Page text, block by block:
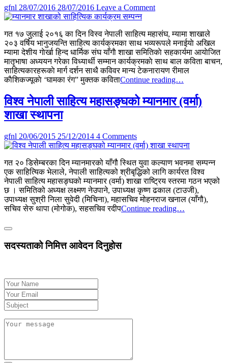
पुरस्कृत
gfnl 28/07/2016 28/07/2016 Leave a Commenton
साहित्यिक
कार्यक्रम
सम्पन्न
गत १७ जुलाई २०१६ का दिन विस्व नेपाली साहित्य महासंघ, म्यामा शाखाले
२०३ वर्षिय भानुजयन्ति साहित्य कार्यक्रमका साथ भव्यरूपले मनाईयाे अखिल
म्यामा देशीय गाेर्खा हिन्द धार्मिक संघ याँगाै शाखा समितिकाे सहकार्यमा आयाेजित
मातृभाषा अध्ययन गरेका विध्यार्थी सम्मान कार्यक्रमकाे साथ बाल कविता बाचन,
साहित्यकारहरूकाे मार्ग दर्शन साथै कविवर मान्य टेकनारायण रीमाल
काैशिकज्यूकाे ‘घामका रंग” मुक्तक कविताContinue reading…
साहित्यिक
कार्यक्रम
विश्व नेपाली साहित्य महासङ्घको म्यानमार (वर्मा)
शाखा स्थापना
gfnl 20/06/2015 25/12/2014 4 Commentson
विश्व
साहित्य
महासङ्घको
म्यानमार
(वर्मा)
शाखा
स्थापना
गत २० डिसेम्बरका दिन म्यानमारको याँगौ स्थित युवा कल्याण भवनमा सम्पन्न
एक साहित्यिक भेलाले, नेपाली साहित्यको श्रीबृद्धिको लागि कार्यरत विश्व
नेपाली साहित्य महासङ्घको म्यानमार (वर्मा) शाखा राष्ट्रिय स्तरमा गठन भएको
छ । समितिको अध्यक्ष लक्ष्मण नेउपाने, उपाध्यक्ष कृष्ण ढकाल (टाउजी),
उपाध्यक्ष सुश्री निला सुवेदी (मिचिना), महासचिव मोहनराज खनाल (याँगौ),
सचिव सेरु थापा (मोगोक), सहसचिव रदीपContinue reading…
Primary
Sidebar
Toggle
सदस्यताको निमित्त आवेदन दिनुहोस